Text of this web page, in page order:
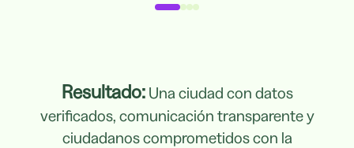
Resultado: Una ciudad con datos
verificados, comunicación transparente y
ciudadanos comprometidos con la